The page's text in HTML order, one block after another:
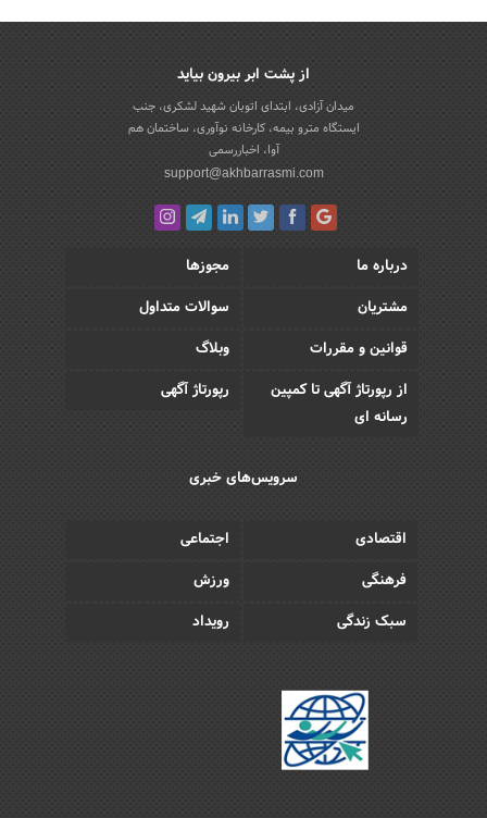
از پشت ابر بیرون بیاید
میدان آزادی، ابتدای اتوبان شهید لشکری، جنب
ایستگاه مترو بیمه، کارخانه نوآوری، ساختمان هم
آوا، اخباررسمی
support@akhbarrasmi.com
درباره ما
مجوزها
مشتریان
سوالات متداول
قوانین و مقررات
وبلاگ
از رپورتاژ آگهی تا کمپین
رسانه ای
رپورتاژ آگهی
سرویس‌های خبری
اقتصادی
اجتماعی
فرهنگی
ورزش
سبک زندگی
رویداد